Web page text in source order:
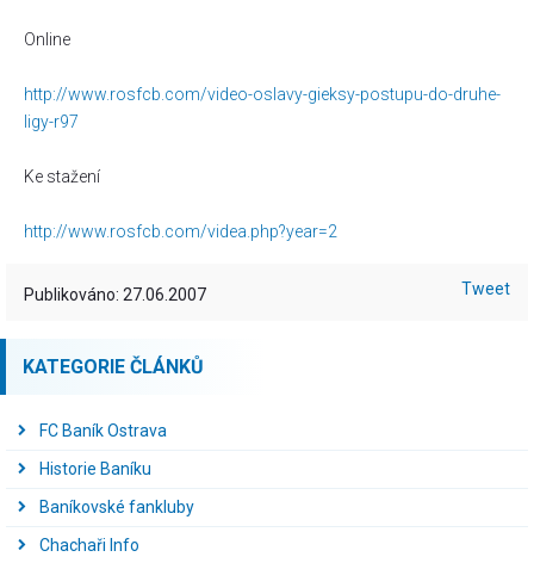
Online
http://www.rosfcb.com/video-oslavy-gieksy-postupu-do-druhe-
ligy-r97
Ke stažení
http://www.rosfcb.com/videa.php?year=2
Publikováno: 27.06.2007 Tweet
KATEGORIE ČLÁNKŮ
FC Baník Ostrava
Historie Baníku
Baníkovské fankluby
Chachaři Info